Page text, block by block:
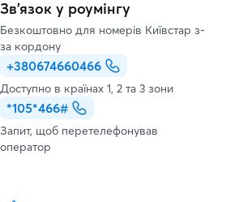
Зв’язок у роумінгу
Безкоштовно для номерів Київстар з-
за кордону
+380674660466
Доступно в країнах 1, 2 та 3 зони
*105*466#
Запит, щоб перетелефонував
оператор